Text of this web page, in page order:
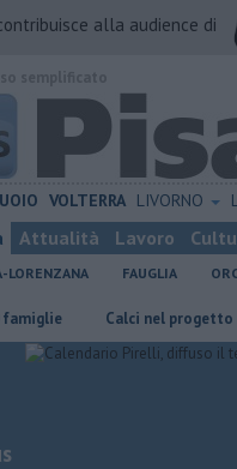
alla audience di
VOLTERRA LIVORNO
Attualità Lavoro
LORENZANA FAUGLIA
Calci nel progetto Ue per